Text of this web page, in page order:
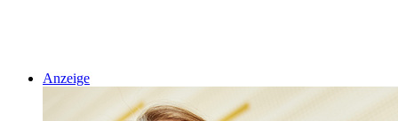
Anzeige